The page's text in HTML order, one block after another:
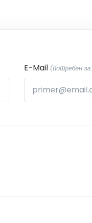
E-Mail (потребен за